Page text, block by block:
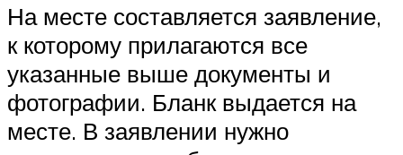
На месте составляется заявление,
к которому прилагаются все
указанные выше документы и
фотографии. Бланк выдается на
месте. В заявлении нужно